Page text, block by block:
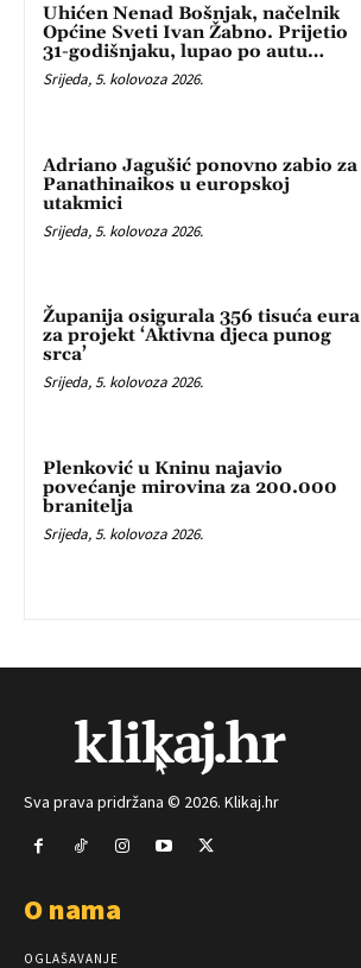
Uhićen Nenad Bošnjak, načelnik
Općine Sveti Ivan Žabno. Prijetio
31-godišnjaku, lupao po autu…
Srijeda, 5. kolovoza 2026.
Adriano Jagušić ponovno zabio za
Panathinaikos u europskoj
utakmici
Srijeda, 5. kolovoza 2026.
Županija osigurala 356 tisuća eura
za projekt ‘Aktivna djeca punog
srca’
Srijeda, 5. kolovoza 2026.
Plenković u Kninu najavio
povećanje mirovina za 200.000
branitelja
Srijeda, 5. kolovoza 2026.
Sva prava pridržana © 2026. Klikaj.hr
O nama
OGLAŠAVANJE